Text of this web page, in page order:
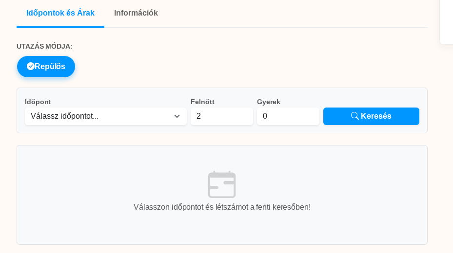
Időpontok és Árak Információk
UTAZÁS MÓDJA:
Repülős
Időpont Felnőtt Gyerek
Keresés
Válasszon időpontot és létszámot a fenti keresőben!